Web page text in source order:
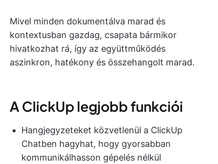
Mivel minden dokumentálva marad és
kontextusban gazdag, csapata bármikor
hivatkozhat rá, így az együttműködés
aszinkron, hatékony és összehangolt marad.
A ClickUp legjobb funkciói
Hangjegyzeteket közvetlenül a ClickUp
Chatben hagyhat, hogy gyorsabban
kommunikálhasson gépelés nélkül